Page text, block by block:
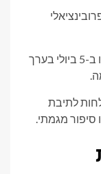
פורט אלברני, BC RCMP אמרו שהם נקראו ב-5 ביולי בערך